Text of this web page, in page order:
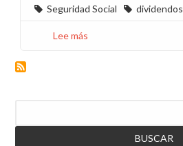
Seguridad Social
dividendos
Lee más
están